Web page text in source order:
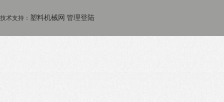
技术支持： 塑料机械网 管理登陆